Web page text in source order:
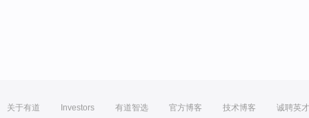
关于有道 Investors 有道智选 官方博客 技术博客 诚聘英才